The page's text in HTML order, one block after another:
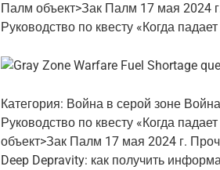
Палм объект>Зак Палм 17 мая 2024
Руководство по квесту «Когда
Категория: Война в серой зоне
Руководство по квесту «Когда
объект>Зак Палм 17 мая 2024 г.
Deep Depravity: как получить